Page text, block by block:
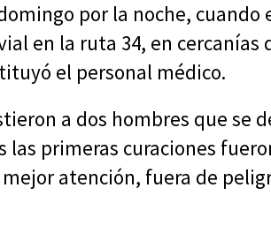
por la noche, cuando
en la ruta 34, en cercanías
el personal médico.
a dos hombres que se
las primeras curaciones
atención, fuera de